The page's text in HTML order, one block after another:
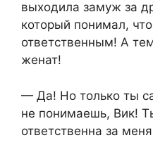
выходила замуж за
который понимал,
ответственным! А
женат!
— Да! Но только ты
не понимаешь, Вик!
ответственна за